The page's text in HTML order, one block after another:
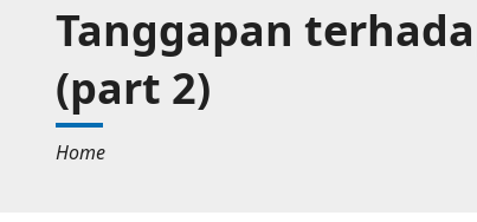
Tanggapan
(part 2)
Home